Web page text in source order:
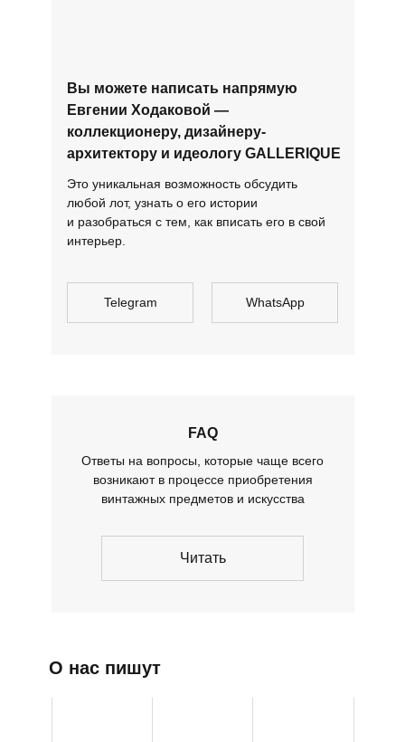
Telegram WhatsApp
Это уникальная возможность обсудить
любой лот, узнать о его истории
и разобраться с тем, как вписать его в свой
интерьер.
FAQ
Ответы на вопросы, которые чаще всего
возникают в процессе приобретения
винтажных предметов и искусства
Вы можете написать напрямую
Евгении Ходаковой —
коллекционеру, дизайнеру-
архитектору и идеологу GALLERIQUE
Читать
О нас пишут